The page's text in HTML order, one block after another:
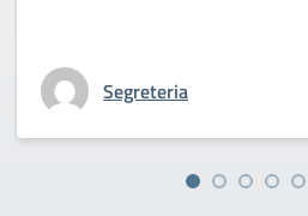
Segreteria